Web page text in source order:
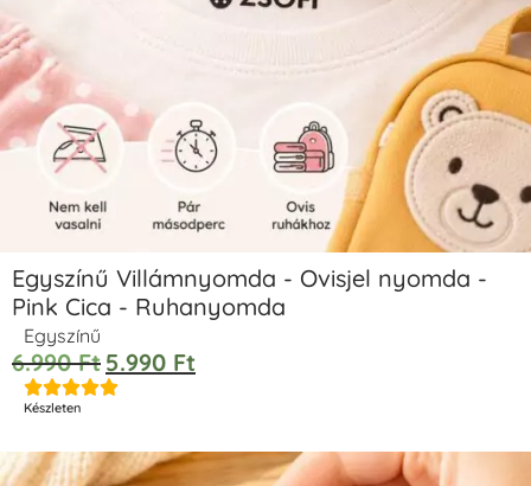
Egyszínű Villámnyomda - Ovisjel nyomda -
Pink Cica - Ruhanyomda
Egyszínű
6.990Ft 5.990 Ft

Készleten